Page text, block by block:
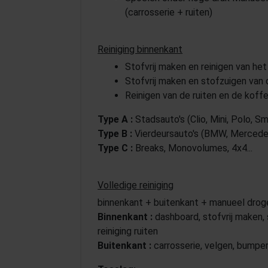
(carrosserie + ruiten)
Reiniging binnenkant
Stofvrij maken en reinigen van
Stofvrij maken en stofzuigen van
Reinigen van de ruiten en de
Type A : Stadsauto's (Clio, Mini, Polo,
Type B : Vierdeursauto's (BMW,
Type C : Breaks, Monovolumes, 4x4...
Volledige reiniging
binnenkant + buitenkant + manueel
Binnenkant : dashboard, stofvrij
reiniging ruiten
Buitenkant : carrosserie, velgen,